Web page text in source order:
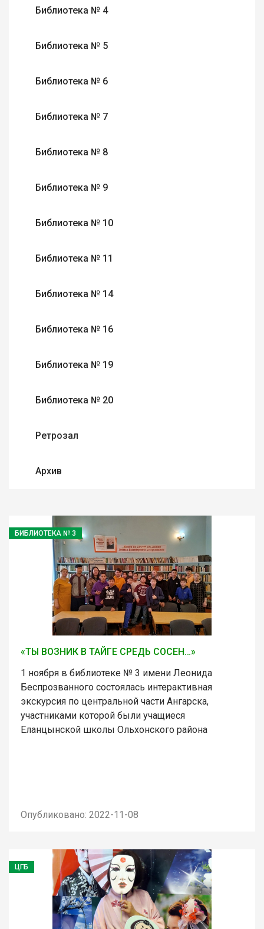
Библиотека № 4
Библиотека № 5
Библиотека № 6
Библиотека № 7
Библиотека № 8
Библиотека № 9
Библиотека № 10
Библиотека № 11
Библиотека № 14
Библиотека № 16
Библиотека № 19
Библиотека № 20
Ретрозал
Архив
БИБЛИОТЕКА № 3
«ТЫ ВОЗНИК В ТАЙГЕ СРЕДЬ СОСЕН…»
1 ноября в библиотеке № 3 имени Леонида
Беспрозванного состоялась интерактивная
экскурсия по центральной части Ангарска,
участниками которой были учащиеся
Еланцынской школы Ольхонского района
Опубликовано: 2022-11-08
ЦГБ